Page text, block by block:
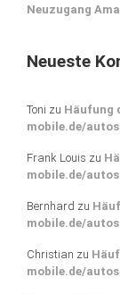
Neuzugang
Neueste
Toni zu Häufung
mobile.de/
Frank Louis zu
mobile.de/
Bernhard zu
mobile.de/
Christian zu
mobile.de/